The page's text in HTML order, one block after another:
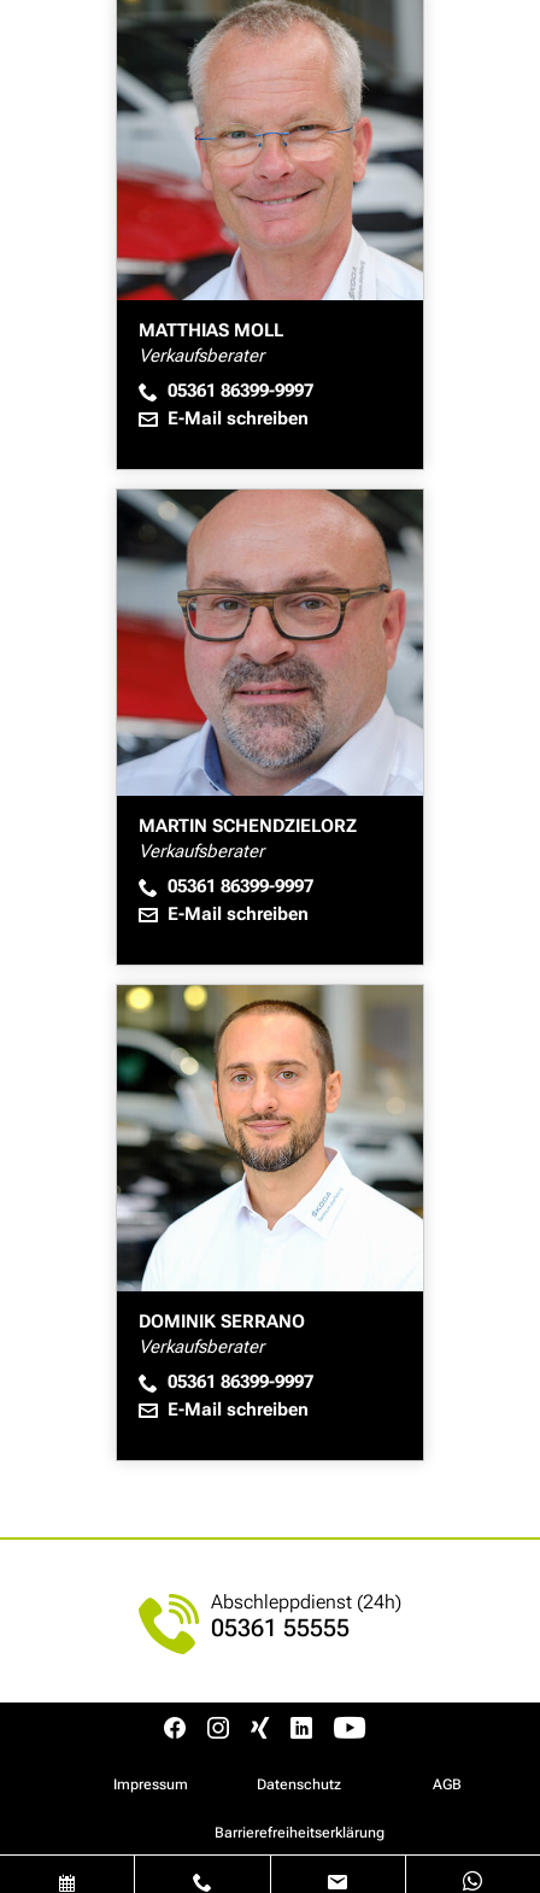
MATTHIAS MOLL
Verkaufsberater
05361 86399-9997
E-Mail schreiben
MARTIN SCHENDZIELORZ
Verkaufsberater
05361 86399-9997
E-Mail schreiben
DOMINIK SERRANO
Verkaufsberater
05361 86399-9997
E-Mail schreiben
Abschleppdienst (24h)
05361 55555
Impressum Datenschutz AGB
Barrierefreiheitserklärung